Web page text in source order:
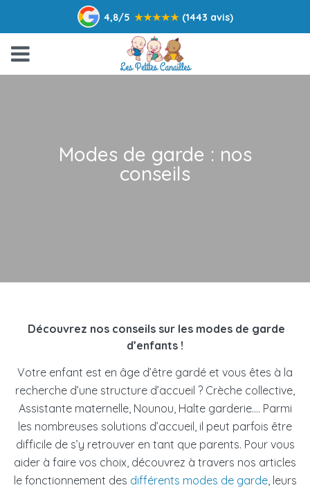
4,8/5 ★★★★★ (1443 avis)
Modes de garde : nos
conseils
Découvrez nos conseils sur les modes de garde
d’enfants !
Votre enfant est en âge d’être gardé et vous êtes à la
recherche d’une structure d’accueil ? Crèche collective,
Assistante maternelle, Nounou, Halte garderie…. Parmi
les nombreuses solutions d’accueil, il peut parfois être
difficile de s’y retrouver en tant que parents. Pour vous
aider à faire vos choix, découvrez à travers nos articles
le fonctionnement des différents modes de garde, leurs